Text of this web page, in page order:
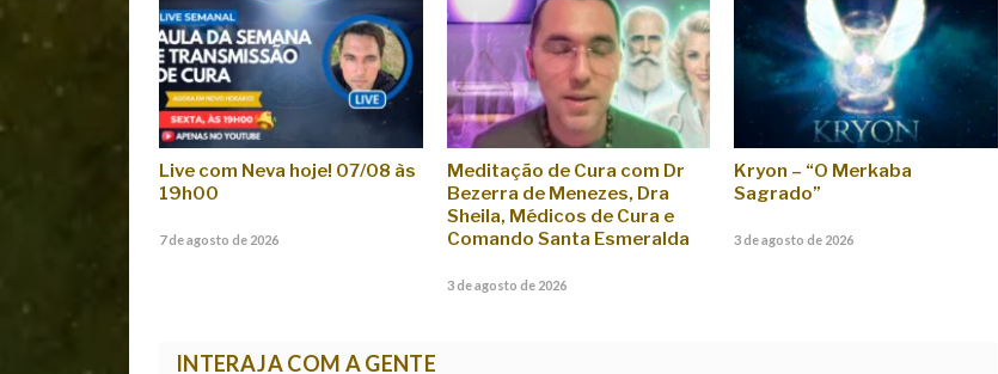
Live com Neva hoje! 07/08 às
19h00
7 de agosto de 2026
Meditação de Cura com Dr
Bezerra de Menezes, Dra
Sheila, Médicos de Cura e
Comando Santa Esmeralda
3 de agosto de 2026
Kryon – “O Merkaba
Sagrado”
3 de agosto de 2026
INTERAJA COM A GENTE